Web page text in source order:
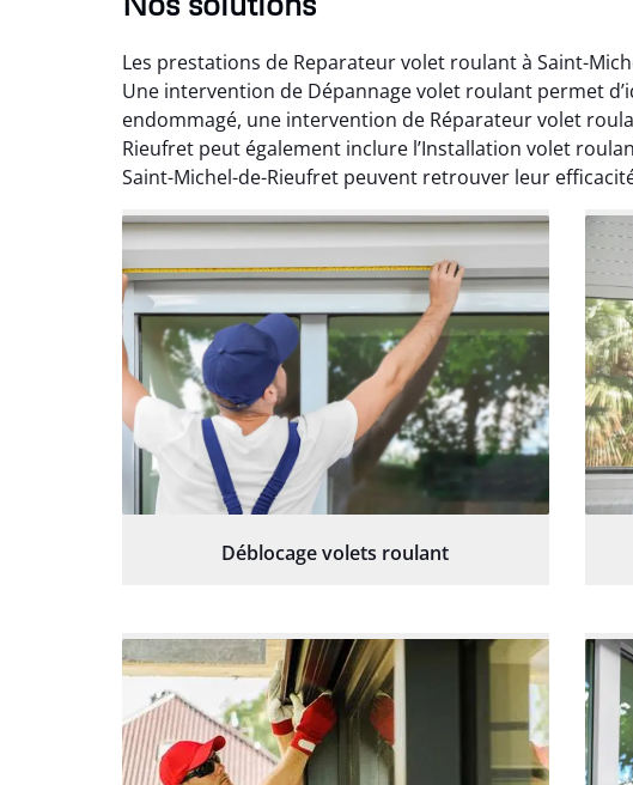
Les prestations de Reparateur volet roulant à Saint-
Une intervention de Dépannage volet roulant permet
endommagé, une intervention de Réparateur volet
Rieufret peut également inclure l’Installation volet
Saint-Michel-de-Rieufret peuvent retrouver leur
Déblocage volets roulant